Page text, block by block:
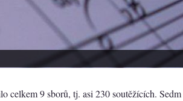
celkem 9 sborů, tj. asi 230 soutěžících.